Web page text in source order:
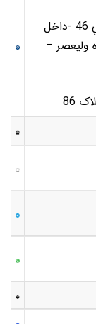
شعبه یک : بلوار خيام -خيام شمالي 46 -داخل
وليعصر –